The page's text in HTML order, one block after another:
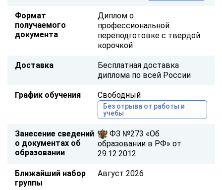
Формат
получаемого
документа
Диплом о
профессиональной
переподготовке с твердой
корочкой
Доставка
Бесплатная доставка
диплома по всей России
График обучения Свободный
Без отрыва от работы и
учебы
Занесение сведений
о документах об
образовании
ФЗ №273 «Об
образовании в РФ» от
29.12.2012
Ближайший набор
группы
Август 2026